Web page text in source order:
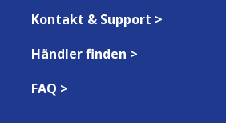
Kontakt & Support >
Händler finden >
FAQ >